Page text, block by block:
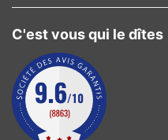
C'est vous qui le dîtes